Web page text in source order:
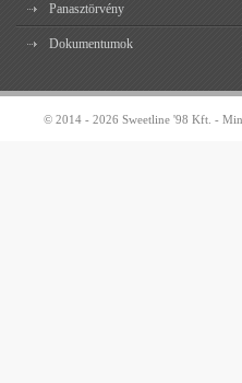
Panasztörvény
Dokumentumok
© 2014 - 2026 Sweetline '98 Kft. -